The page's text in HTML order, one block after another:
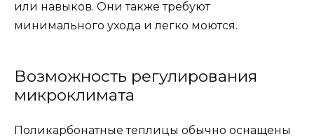
или навыков. Они также требуют
минимального ухода и легко моются.
Возможность регулирования
микроклимата
Поликарбонатные теплицы обычно оснащены